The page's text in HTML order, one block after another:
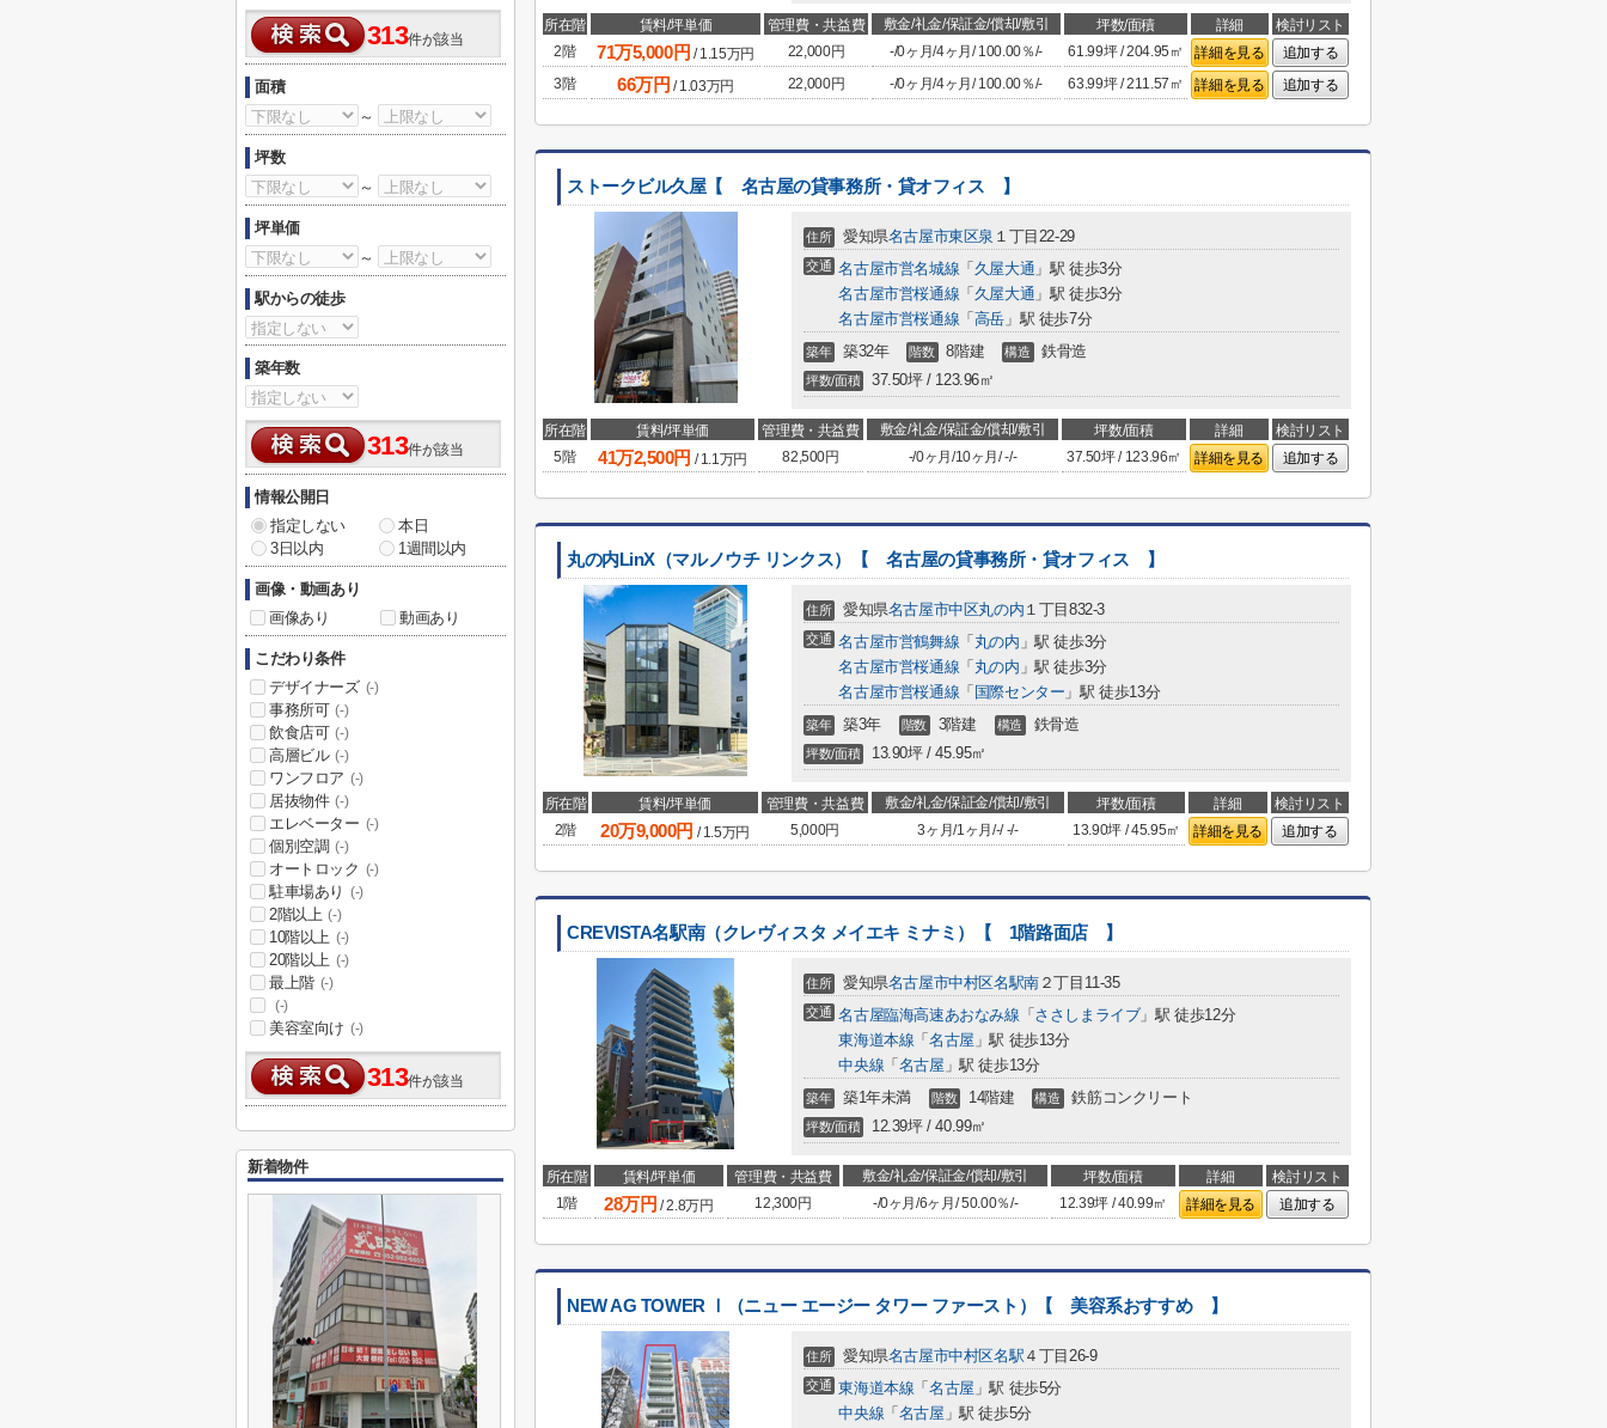
所在階 賃料/坪単価 管理費・共益費 敷金/礼金/保証金/償却/敷引 坪数/面積 詳細
検討リスト
2階
71万5,000円 /1.15万円 22,000円 -/0ヶ月/4ヶ月 /100.00％/- 61.99坪 / 204.95㎡ 詳細を見る
追加する
3階
66万円 /1.03万円 22,000円 -/0ヶ月/4ヶ月 /100.00％/- 63.99坪 / 211.57㎡ 詳細を見る 追加する
ストークビル久屋【 名古屋の貸事務所・貸オフィス 】
住所 愛知県名古屋市東区泉 １丁目22-29
交通 名古屋市営名城線 「 久屋大通 」駅 徒歩3分
名古屋市営桜通線 「 久屋大通 」駅 徒歩3分
名古屋市営桜通線 「 高岳 」駅 徒歩7分
築年 築32年 階数 8階建 構造 鉄骨造
坪数/面積 37.50坪 / 123.96㎡
所在階 賃料/坪単価 管理費・共益費 敷金/礼金/保証金/償却/敷引 坪数/面積 詳細
検討リスト
5階
41万2,500円 /1.1万円 82,500円 -/0ヶ月 /10ヶ月/-/- 37.50坪 / 123.96㎡ 詳細を見る 追加する
丸の内LinX（マルノウチ リンクス）【 名古屋の貸事務所・貸オフィス 】
住所 愛知県名古屋市中区丸の内 １丁目832-3
交通 名古屋市営鶴舞線 「 丸の内 」駅 徒歩3分
名古屋市営桜通線 「 丸の内 」駅 徒歩3分
名古屋市営桜通線 「 国際センター 」駅 徒歩13分
築年 築3年 階数 3階建 構造 鉄骨造
坪数/面積 13.90坪 / 45.95㎡
所在階 賃料/坪単価 管理費・共益費 敷金/礼金/保証金/償却/敷引 坪数/面積 詳細
検討リスト
2階
20万9,000円 /1.5万円 5,000円 3ヶ月/1ヶ月 /-/-/- 13.90坪 / 45.95㎡ 詳細を見る 追加する
CREVISTA名駅南（クレヴィスタ メイエキ ミナミ）【 1階路面店 】
住所 愛知県名古屋市中村区名駅南２丁目11-35
交通 名古屋臨海高速あおなみ線 「 ささしまライブ」駅 徒歩12分
東海道本線 「 名古屋 」駅 徒歩13分
中央線 「 名古屋 」駅 徒歩13分
築年 築1年未満 階数 14階建 構造 鉄筋コンクリート
坪数/面積 12.39坪 / 40.99㎡
所在階 賃料/坪単価 管理費・共益費 敷金/礼金/保証金/償却/敷引 坪数/面積 詳細
検討リスト
1階
28万円 /2.8万円 12,300円 -/0ヶ月/6ヶ月 /50.00％/- 12.39坪 / 40.99㎡ 詳細を見る 追加する
NEW AG TOWER Ⅰ（ニュー エージー タワー ファースト）【 美容系おすすめ 】
住所 愛知県名古屋市中村区名駅 ４丁目26-9
交通 東海道本線 「 名古屋 」駅 徒歩5分
中央線 「 名古屋 」駅 徒歩5分
313件が該当
面積
～
坪数
～
坪単価
～
駅からの徒歩
築年数
313件が該当
情報公開日
指定しない
本日
3日以内
1週間以内
画像・動画あり
画像あり
動画あり
こだわり条件
デザイナーズ (-)
事務所可 (-)
飲食店可 (-)
高層ビル (-)
ワンフロア (-)
居抜物件 (-)
エレベーター (-)
個別空調 (-)
オートロック (-)
駐車場あり (-)
2階以上 (-)
10階以上 (-)
20階以上 (-)
最上階 (-)
(-)
美容室向け (-)
313件が該当
新着物件